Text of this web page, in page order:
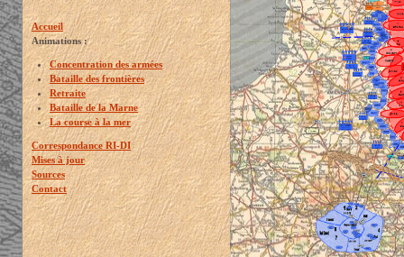
Accueil
Animations :
Concentration des armées
Bataille des frontières
Retraite
Bataille de la Marne
La course à la mer
Correspondance RI-DI
Mises à jour
Sources
Contact